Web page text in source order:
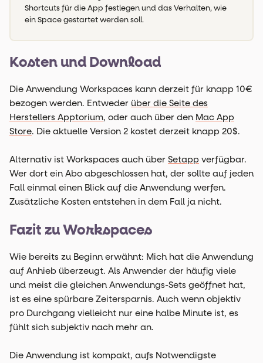
Shortcuts für die App festlegen und das Verhalten, wie
ein Space gestartet werden soll.
Kosten und Download
Die Anwendung Workspaces kann derzeit für knapp 10€
bezogen werden. Entweder über die Seite des
Herstellers Apptorium, oder auch über den Mac App
Store. Die aktuelle Version 2 kostet derzeit knapp 20$.
Alternativ ist Workspaces auch über Setapp verfügbar.
Wer dort ein Abo abgeschlossen hat, der sollte auf jeden
Fall einmal einen Blick auf die Anwendung werfen.
Zusätzliche Kosten entstehen in dem Fall ja nicht.
Fazit zu Workspaces
Wie bereits zu Beginn erwähnt: Mich hat die Anwendung
auf Anhieb überzeugt. Als Anwender der häufig viele
und meist die gleichen Anwendungs-Sets geöffnet hat,
ist es eine spürbare Zeitersparnis. Auch wenn objektiv
pro Durchgang vielleicht nur eine halbe Minute ist, es
fühlt sich subjektiv nach mehr an.
Die Anwendung ist kompakt, aufs Notwendigste